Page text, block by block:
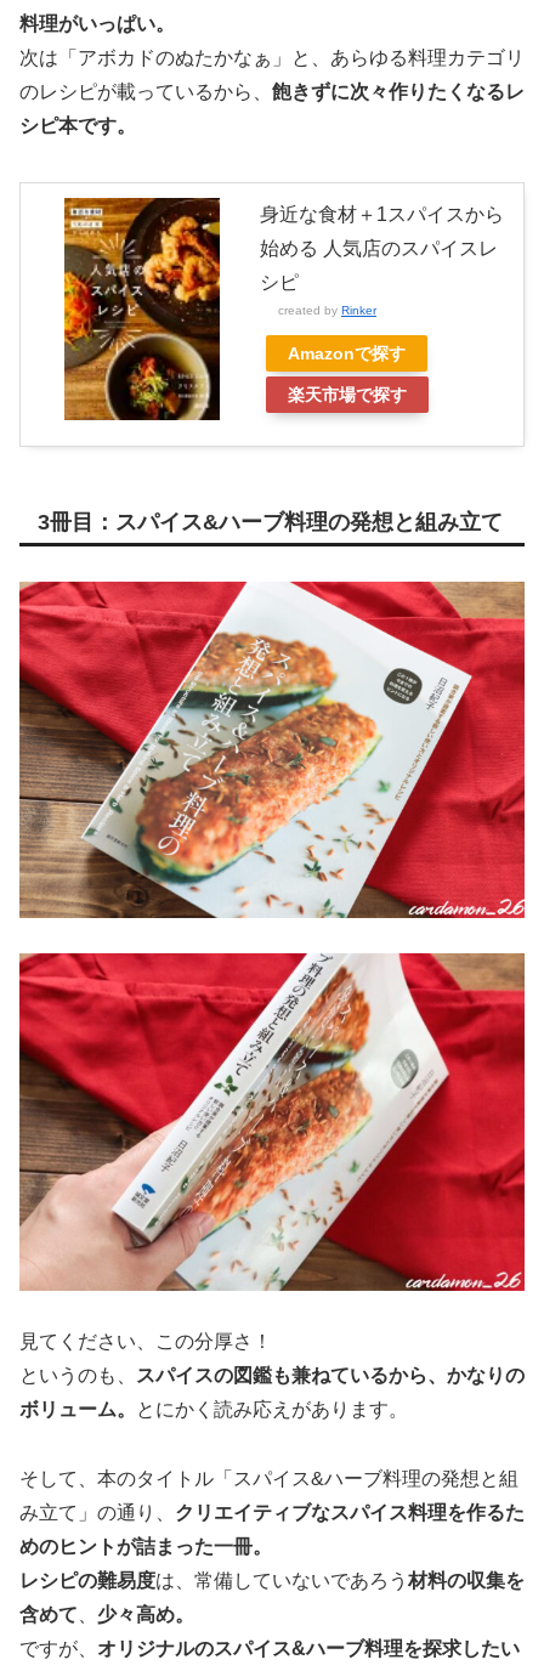
料理がいっぱい。
次は「アボカドのぬたかなぁ」と、あらゆる料理カテゴリ
のレシピが載っているから、 飽きずに次々作りたくなるレ
シピ本です。
身近な食材＋1スパイスから
始める 人気店のスパイスレ
シピ
created by Rinker
Amazonで探す
楽天市場で探す
3冊目：スパイス&ハーブ料理の発想と組み立て
見てください、この分厚さ！
というのも、
スパイスの図鑑も兼ねているから、かなりの
ボリューム。
とにかく読み応えがあります。
そして、本のタイトル「スパイス&ハーブ料理の発想と組
み立て」の通り、 クリエイティブなスパイス料理を作るた
めのヒントが詰まった一冊。
レシピの難易度は、常備していないであろう 材料の収集を
含めて
少々高め。
ですが、 オリジナルのスパイス&ハーブ料理を探求したい